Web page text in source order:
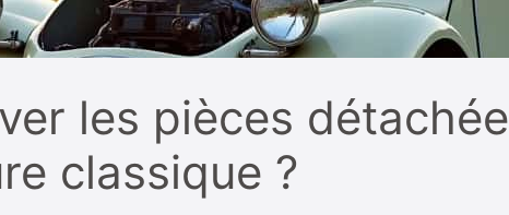
les pièces
classique ?